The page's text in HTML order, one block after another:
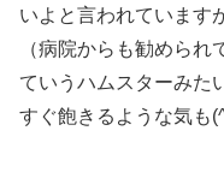
いよと言われています
（病院からも勧めら
ていうハムスターみた
すぐ飽きるような気も